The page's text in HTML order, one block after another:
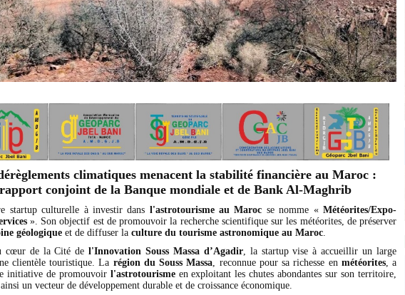
climatiques menacent la stabilité financière au Maroc :
rapport conjoint de la Banque mondiale et de Bank Al-Maghrib
startup culturelle à investir dans l'astrotourisme au Maroc se nomme «Météorites/Expo-
». Son objectif est de promouvoir la recherche scientifique sur les météorites, de préserver
géologique et de diffuser la culture du tourisme astronomique au Maroc
cœur de la Cité del'Innovation Souss Massa d’Agadir, la startup vise à accueillir un large
clientèle touristique. La région du Souss Massa , reconnue pour sa richesse en météorites, a
initiative de promouvoir l'astrotourismeen exploitant les chutes abondantes sur son territoire,
un vecteur de développement durable et de croissance économique.